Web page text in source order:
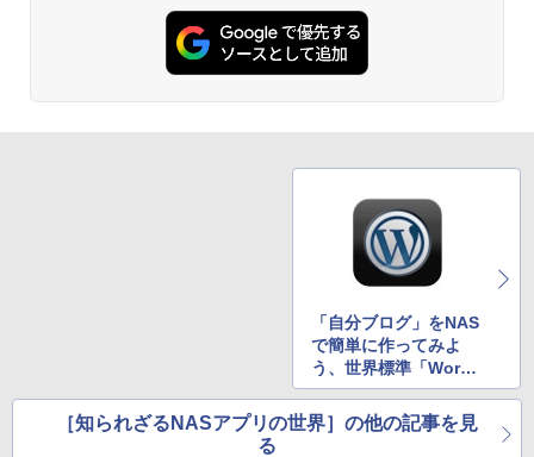
「自分ブログ」をNAS
で簡単に作ってみよ
う、世界標準「WordP
ress」をインストール
［知られざるNASアプリの世界］の他の記事を見
る